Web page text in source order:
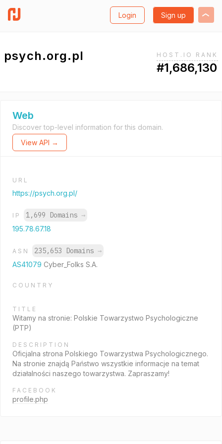
Login Sign up
psych.org.pl HOST.IO RANK
#1,686,130
Web
Discover top-level information for this domain.
View API →
URL
https://psych.org.pl/
IP 1,699 Domains →
195.78.67.18
ASN 235,653 Domains →
AS41079 Cyber_Folks S.A.
COUNTRY
TITLE
Witamy na stronie: Polskie Towarzystwo Psychologiczne
(PTP)
DESCRIPTION
Oficjalna strona Polskiego Towarzystwa Psychologicznego.
Na stronie znajdą Państwo wszystkie informacje na temat
działalności naszego towarzystwa. Zapraszamy!
FACEBOOK
profile.php